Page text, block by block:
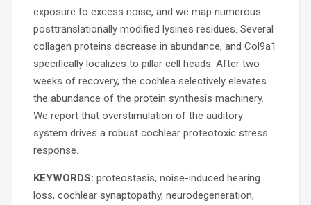
exposure to excess noise, and we map numerous
posttranslationally modified lysines residues. Several
collagen proteins decrease in abundance, and Col9a1
specifically localizes to pillar cell heads. After two
weeks of recovery, the cochlea selectively elevates
the abundance of the protein synthesis machinery.
We report that overstimulation of the auditory
system drives a robust cochlear proteotoxic stress
response.
KEYWORDS: proteostasis, noise-induced hearing
loss, cochlear synaptopathy, neurodegeneration,